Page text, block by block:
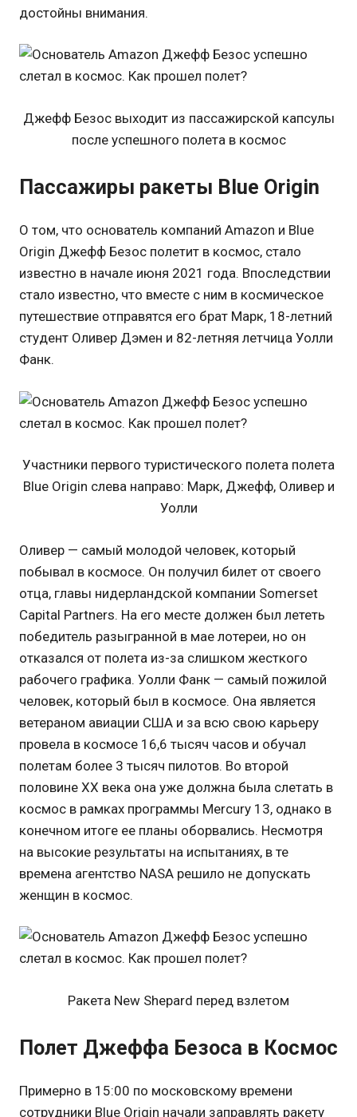
достойны внимания.
Джефф Безос выходит из пассажирской капсулы
после успешного полета в космос
Пассажиры ракеты Blue Origin
О том, что основатель компаний Amazon и Blue
Origin Джефф Безос полетит в космос, стало
известно в начале июня 2021 года. Впоследствии
стало известно, что вместе с ним в космическое
путешествие отправятся его брат Марк, 18-летний
студент Оливер Дэмен и 82-летняя летчица Уолли
Фанк.
Участники первого туристического полета полета
Blue Origin слева направо: Марк, Джефф, Оливер и
Уолли
Оливер — самый молодой человек, который
побывал в космосе. Он получил билет от своего
отца, главы нидерландской компании Somerset
Capital Partners. На его месте должен был лететь
победитель разыгранной в мае лотереи, но он
отказался от полета из-за слишком жесткого
рабочего графика. Уолли Фанк — самый пожилой
человек, который был в космосе. Она является
ветераном авиации США и за всю свою карьеру
провела в космосе 16,6 тысяч часов и обучал
полетам более 3 тысяч пилотов. Во второй
половине XX века она уже должна была слетать в
космос в рамках программы Mercury 13, однако в
конечном итоге ее планы оборвались. Несмотря
на высокие результаты на испытаниях, в те
времена агентство NASA решило не допускать
женщин в космос.
Ракета New Shepard перед взлетом
Полет Джеффа Безоса в Космос
Примерно в 15:00 по московскому времени
сотрудники Blue Origin начали заправлять ракету